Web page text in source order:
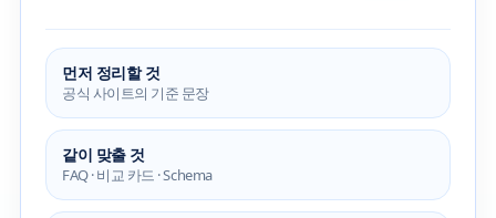
먼저 정리할 것
공식 사이트의 기준 문장
같이 맞출 것
FAQ · 비교 카드 · Schema